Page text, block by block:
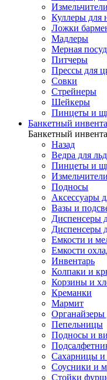
Куллеры для
Ложки
Мадлеры
Мерная
Питчеры
Прессы для
Совки
Стрейнеры
Шейкеры
Пинцеты и
Банкетный
Банкетный
Назад
Ведра для
Пинцеты и
Подносы
Аксессуары
Вазы и
Диспенсеры
Диспенсеры
Емкости и
Емкости
Инвентарь
Колпаки и
Корзины и
Креманки
Мармит
Органайзеры
Пепельницы
Подносы и
Сахарницы и
Соусники и
Стойки